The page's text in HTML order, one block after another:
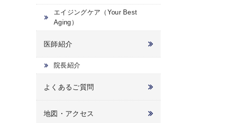
エイジングケア（Your Best
Aging）
医師紹介
院長紹介
よくあるご質問
地図・アクセス